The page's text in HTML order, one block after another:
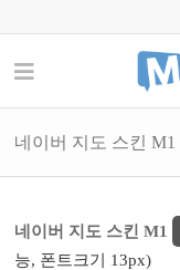
네이버 지도 스킨 M1
네이버 지도 스킨 M1
능, 폰트크기 13px)